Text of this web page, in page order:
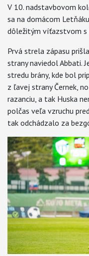
V 10. nadstavbovom
sa na domácom
dôležitým víťazstvom s
Prvá strela zápasu
strany naviedol Abbati.
stredu brány, kde bol
z ľavej strany Černek,
razanciu, a tak Huska
polčas veľa vzruchu
tak odchádzalo za